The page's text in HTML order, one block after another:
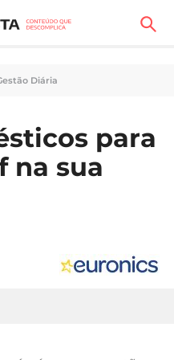
Diária
para
na sua